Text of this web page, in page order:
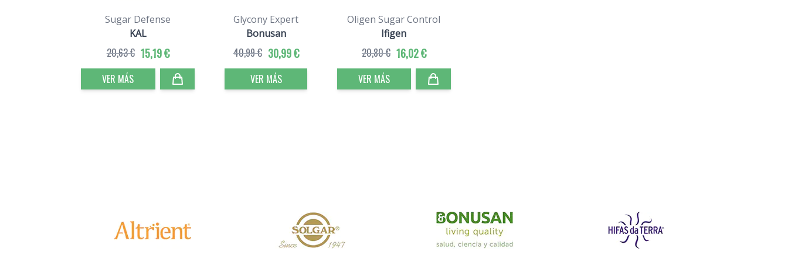
Sugar Defense
KAL
15,19 €
20,63 €
VER MÁS
Glycony Expert
Bonusan
30,99 €
40,99 €
VER MÁS
Oligen Sugar Control
Ifigen
16,02 €
20,80 €
VER MÁS